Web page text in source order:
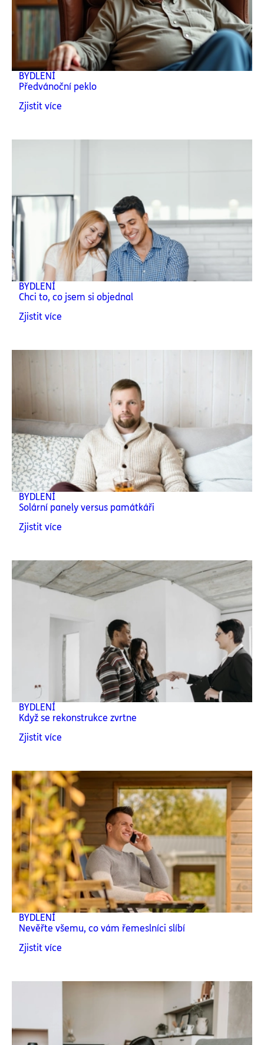
BYDLENÍ
Předvánoční peklo
Zjistit více
BYDLENÍ
Chci to, co jsem si objednal
Zjistit více
BYDLENÍ
Solární panely versus památkáři
Zjistit více
BYDLENÍ
Když se rekonstrukce zvrtne
Zjistit více
BYDLENÍ
Nevěřte všemu, co vám řemeslníci slíbí
Zjistit více